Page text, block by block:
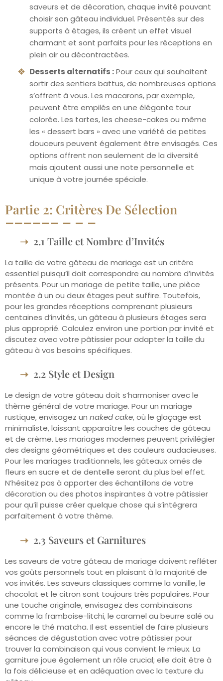
saveurs et de décoration, chaque invité pouvant
choisir son gâteau individuel. Présentés sur des
supports à étages, ils créent un effet visuel
charmant et sont parfaits pour les réceptions en
plein air ou décontractées.
Desserts alternatifs :Pour ceux qui souhaitent
sortir des sentiers battus, de nombreuses options
s’offrent à vous. Les macarons, par exemple,
peuvent être empilés en une élégante tour
colorée. Les tartes, les cheese-cakes ou même
les « dessert bars » avec une variété de petites
douceurs peuvent également être envisagés. Ces
options offrent non seulement de la diversité
mais ajoutent aussi une note personnelle et
unique à votre journée spéciale.
Partie 2: Critères De Sélection
2.1 Taille et Nombre d’Invités
La taille de votre gâteau de mariage est un critère
essentiel puisqu’il doit correspondre au nombre d’invités
présents. Pour un mariage de petite taille, une pièce
montée à un ou deux étages peut suffire. Toutefois,
pour les grandes réceptions comprenant plusieurs
centaines d’invités, un gâteau à plusieurs étages sera
plus approprié. Calculez environ une portion par invité et
discutez avec votre pâtissier pour adapter la taille du
gâteau à vos besoins spécifiques.
2.2 Style et Design
Le design de votre gâteau doit s’harmoniser avec le
thème général de votre mariage. Pour un mariage
rustique, envisagez un naked cake, où le glaçage est
minimaliste, laissant apparaître les couches de gâteau
et de crème. Les mariages modernes peuvent privilégier
des designs géométriques et des couleurs audacieuses.
Pour les mariages traditionnels, les gâteaux ornés de
fleurs en sucre et de dentelle seront du plus bel effet.
N’hésitez pas à apporter des échantillons de votre
décoration ou des photos inspirantes à votre pâtissier
pour qu’il puisse créer quelque chose qui s’intégrera
parfaitement à votre thème.
2.3 Saveurs et Garnitures
Les saveurs de votre gâteau de mariage doivent refléter
vos goûts personnels tout en plaisant à la majorité de
vos invités. Les saveurs classiques comme la vanille, le
chocolat et le citron sont toujours très populaires. Pour
une touche originale, envisagez des combinaisons
comme la framboise-litchi, le caramel au beurre salé ou
encore le thé matcha. Il est essentiel de faire plusieurs
séances de dégustation avec votre pâtissier pour
trouver la combinaison qui vous convient le mieux. La
garniture joue également un rôle crucial; elle doit être à
la fois délicieuse et en adéquation avec la texture du